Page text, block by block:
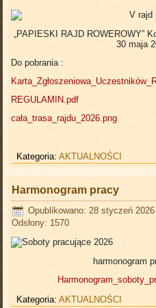
„PAPIESKI RAJD ROWEROWY”
30 maja
Do pobrania :
REGULAMIN.pdf
cała_trasa_rajdu_2026.png
Kategoria:AKTUALNOŚCI
Harmonogram pracy
Opublikowano: 28 styczeń 2026
Odsłony: 1570
harmonogram
Kategoria:AKTUALNOŚCI